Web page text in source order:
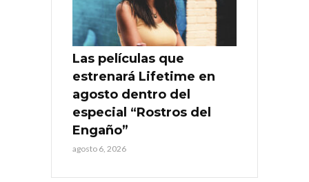
Las películas que
estrenará Lifetime en
agosto dentro del
especial “Rostros del
Engaño”
agosto 6, 2026